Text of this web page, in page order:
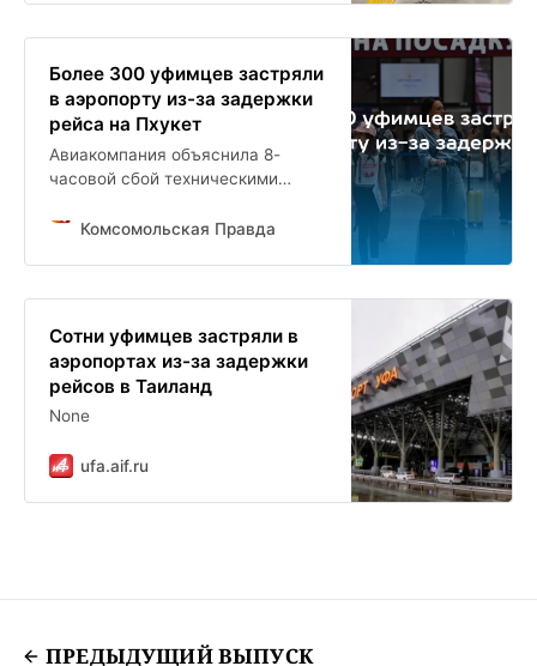
Более 300 уфимцев застряли
в аэропорту из-за задержки
рейса на Пхукет
Авиакомпания объяснила 8-
часовой сбой техническими
Комсомольская Правда
Сотни уфимцев застряли в
аэропортах из-за задержки
рейсов в Таиланд
None
ufa.aif.ru
ПРЕДЫДУЩИЙ ВЫПУСК